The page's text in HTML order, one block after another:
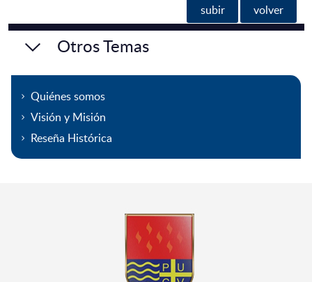
subir volver
Otros Temas
Quiénes somos
Visión y Misión
Reseña Histórica